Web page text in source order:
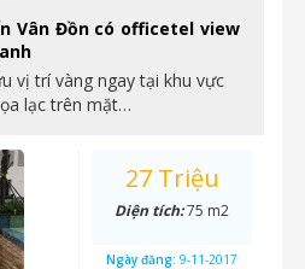
Vân Đồn có officetel view
vị trí vàng ngay tại khu vực
lạc trên mặt…
27 Triệu
Diện tích:75 m2
Ngày đăng: 9-11-2017